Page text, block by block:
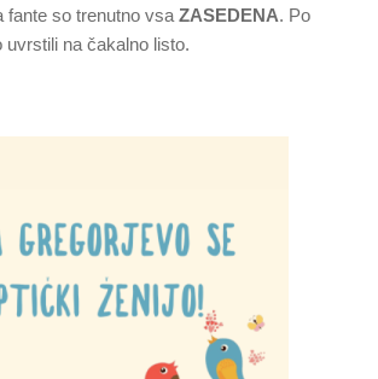
fante so trenutno vsa ZASEDENA. Po
uvrstili na čakalno listo.